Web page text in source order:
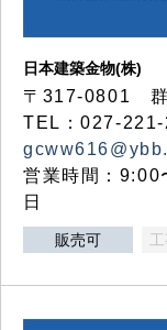
日本建築金物(株)
〒317‐0801
TEL：027-
営業時間：9:00
日
販売可